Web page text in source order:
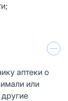
аптеки о
или